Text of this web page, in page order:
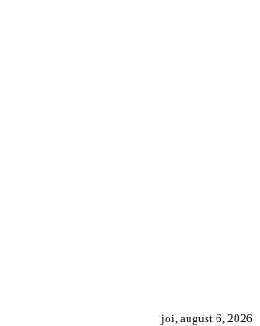
joi, august 6, 2026